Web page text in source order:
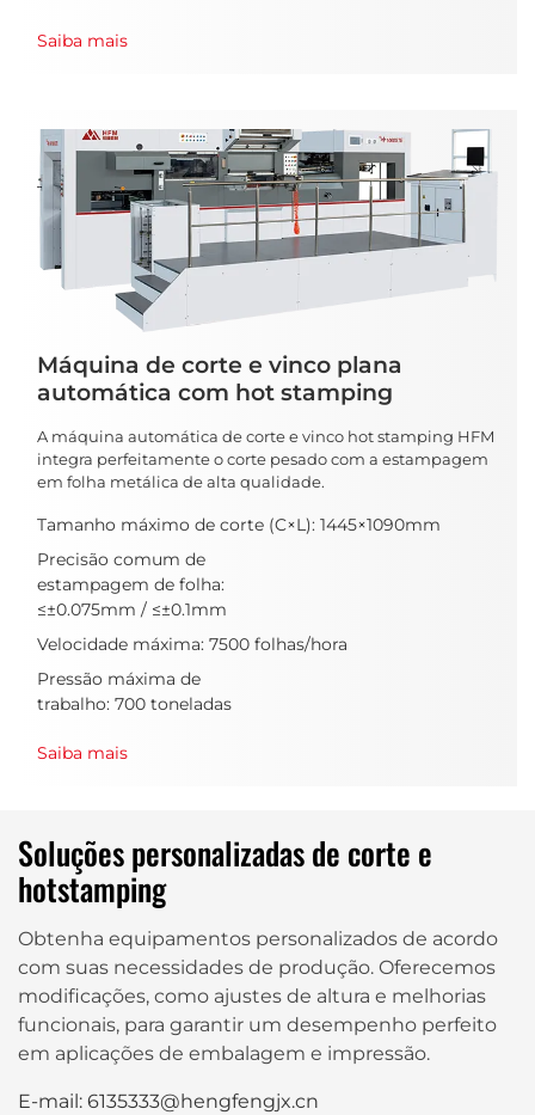
Saiba mais
Máquina de corte e vinco plana
automática com hot stamping
A máquina automática de corte e vinco hot stamping HFM
integra perfeitamente o corte pesado com a estampagem
em folha metálica de alta qualidade.
Tamanho máximo de corte (C×L): 1445×1090mm
Precisão comum de
estampagem de folha:
≤±0.075mm / ≤±0.1mm
Velocidade máxima: 7500 folhas/hora
Pressão máxima de
trabalho: 700 toneladas
Saiba mais
Soluções personalizadas de corte e
hotstamping
Obtenha equipamentos personalizados de acordo
com suas necessidades de produção. Oferecemos
modificações, como ajustes de altura e melhorias
funcionais, para garantir um desempenho perfeito
em aplicações de embalagem e impressão.
E-mail: 6135333@hengfengjx.cn